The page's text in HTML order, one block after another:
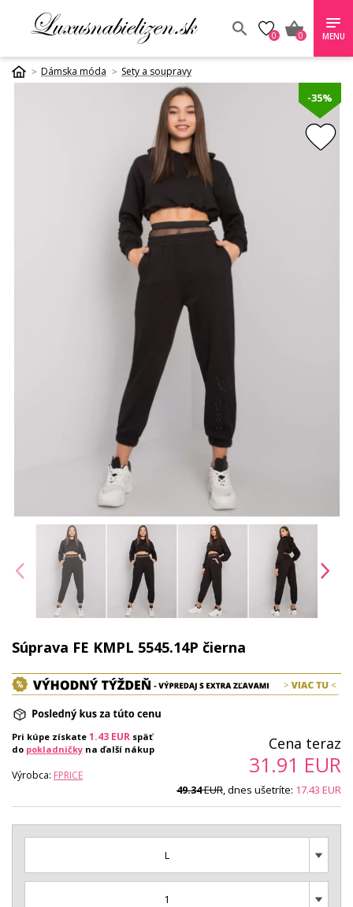
0 0 MENU
Dámska móda Sety a soupravy
-35%
Súprava FE KMPL 5545.14P čierna
Pri kúpe získate 1.43 EUR späť
do pokladničky na ďalší nákup
Výrobca: FPRICE
Cena teraz
31.91 EUR
49.34EUR, dnes ušetríte: 17.43 EUR
L
1